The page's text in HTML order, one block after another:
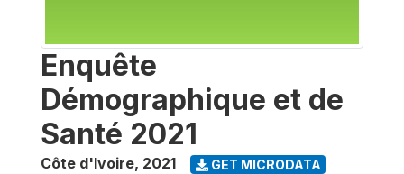
Enquête
Démographique et de
Santé 2021
Côte d'Ivoire, 2021 GET MICRODATA